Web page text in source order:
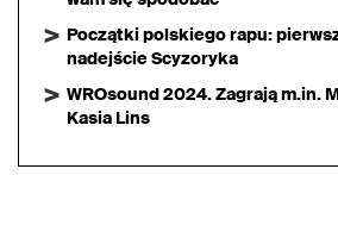
Początki polskiego rapu:
nadejście Scyzoryka
WROsound 2024. Zagrają m.in.
Kasia Lins